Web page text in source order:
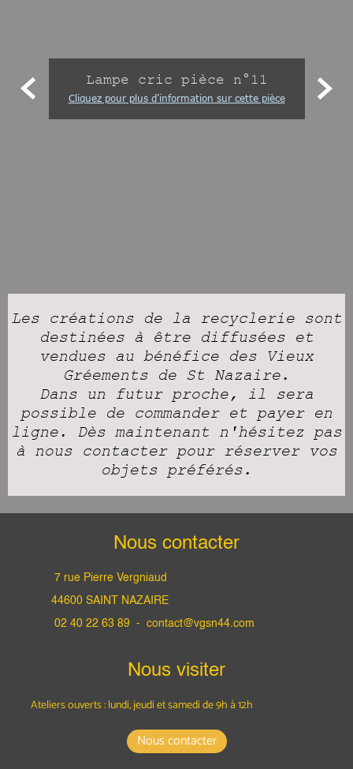
Lampe cric pièce n°11
Cliquez pour plus d'information sur cette pièce
 
Les créations de la recyclerie sont
destinées à être diffusées et
vendues au bénéfice des Vieux
Gréements de St Nazaire.
Dans un futur proche, il sera
possible de commander et payer en
ligne. Dès maintenant n'hésitez pas
à nous contacter pour réserver vos
objets préférés.
Nous contacter
7 rue Pierre Vergniaud
44600 SAINT NAZAIRE
02 40 22 63 89 - contact@vgsn44.com
Nous visiter
Ateliers ouverts : lundi, jeudi et samedide 9h à 12h
Nous contacter